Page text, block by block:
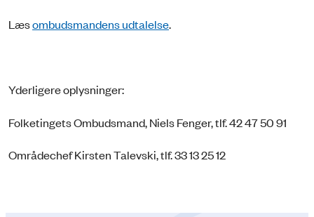
Læsombudsmandens udtalelse.
Yderligere oplysninger:
Folketingets Ombudsmand, Niels Fenger, tlf. 42 47 50 91
Områdechef Kirsten Talevski, tlf. 33 13 25 12